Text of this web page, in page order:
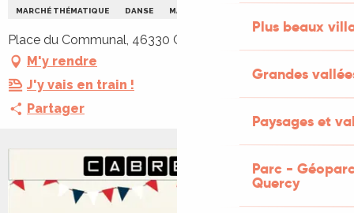
Plus beaux
Grandes
Paysages et
Parc -
Quercy
MARCHÉ THÉMATIQUE
DANSE MARCHÉ GOURMAND
Place du Communal, 46330 Cabrerets
M'y rendre
J'y vais en train !
Partager